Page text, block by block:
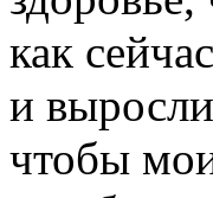
как
и
чтобы